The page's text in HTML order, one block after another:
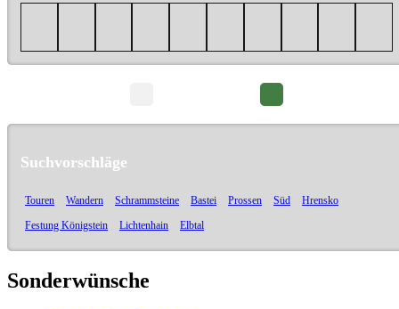
Suchvorschläge
Touren Wandern Schrammsteine Bastei Prossen Süd
Hrensko
Festung Königstein
Lichtenhain Elbtal
Sonderwünsche